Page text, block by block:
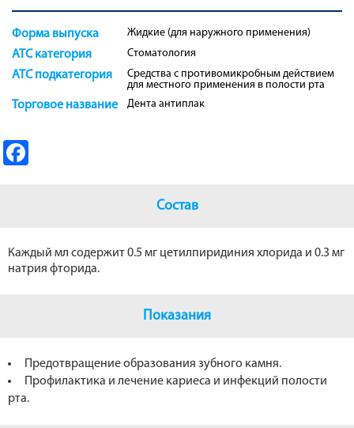
Форма выпуска Жидкие (для наружного применения)
ATC категория Стоматология
ATC подкатегория
Средства с противомикробным действием
для местного применения в полости рта
Торговое название Дента антиплак
o
k
Состав
Каждый мл содержит 0.5 мг цетилпиридиния хлорида и 0.3 мг
натрия фторида.
Показания
Предотвращение образования зубного камня.
Профилактика и лечение кариеса и инфекций полости
рта.